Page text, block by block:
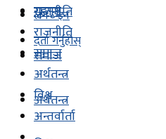
लग - इन
दर्ता गर्नुहोस्
राजनीति
समाज
अर्थतन्त्र
गृहपृष्ठ
राजनीति
समाज
अर्थतन्त्र
विश्व
अन्तर्वार्ता